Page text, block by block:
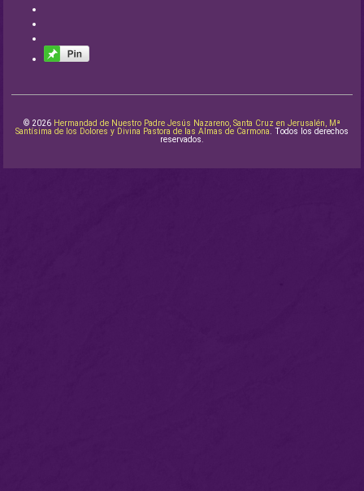
© 2026 Hermandad de Nuestro Padre Jesús Nazareno, Santa Cruz en Jerusalén, Mª
Santísima de los Dolores y Divina Pastora de las Almas de Carmona . Todos los derechos
reservados.